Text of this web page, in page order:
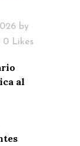
by
0 Likes
al